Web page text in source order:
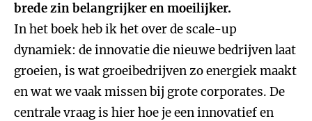
brede zin belangrijker en moeilijker.
In het boek heb ik het over de scale-up
dynamiek: de innovatie die nieuwe bedrijven laat
groeien, is wat groeibedrijven zo energiek maakt
en wat we vaak missen bij grote corporates. De
centrale vraag is hier hoe je een innovatief en